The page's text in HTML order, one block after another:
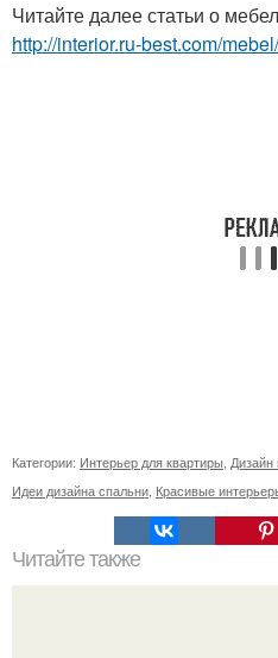
Читайте далее статьи о
http://interior.ru-best.com/
Категории: Интерьер для квартиры, Дизайн
Идеи дизайна спальни, Красивые
Читайте также